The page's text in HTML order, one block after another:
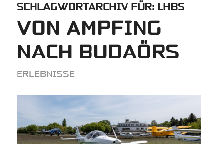
SCHLAGWORTARCHIV FÜR: LHBS
VON AMPFING
NACH BUDAÖRS
ERLEBNISSE